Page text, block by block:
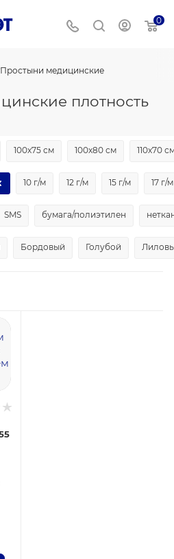
0
Простыни медицинские
плотность
100х75 см 100х80 см 110х70
10 г/м 12 г/м 15 г/м 17 г/м
SMS бумага/полиэтилен
Бордовый Голубой